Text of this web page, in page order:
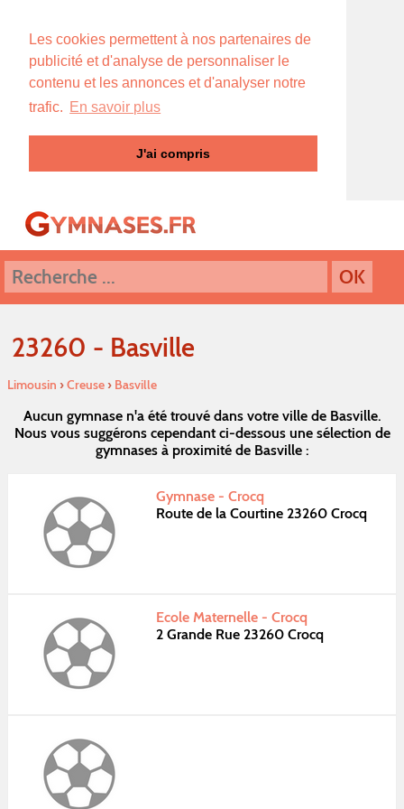
Les cookies permettent à nos partenaires de
publicité et d'analyse de personnaliser le
contenu et les annonces et d'analyser notre
trafic. En savoir plus
J'ai compris
23260 - Basville
Limousin ›Creuse› Basville
Aucun gymnase n'a été trouvé dans votre ville de Basville.
Nous vous suggérons cependant ci-dessous une sélection de
gymnases à proximité de Basville :
Gymnase - Crocq
Route de la Courtine 23260 Crocq
Ecole Maternelle - Crocq
2 Grande Rue 23260 Crocq